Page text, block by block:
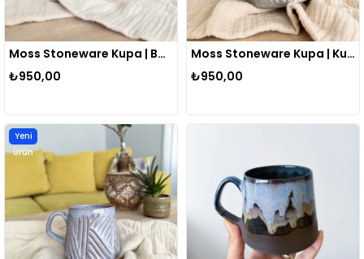
Moss Stoneware Kupa | Bazalt Siyahı
₺950,00
Moss Stoneware Kupa | Kum Beji
₺950,00
Yeni
Ürün